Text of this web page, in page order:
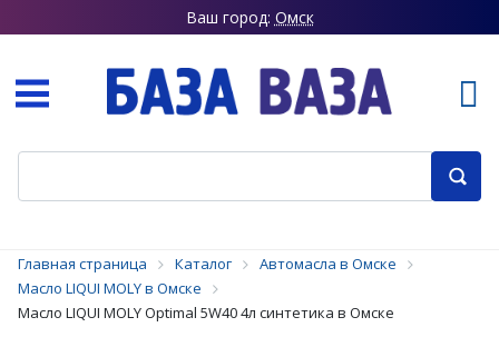
Ваш город: Омск
Главная страница Каталог
Автомасла в Омске
Масло LIQUI MOLY в Омске
Масло LIQUI MOLY Optimal 5W40 4л синтетика в Омске